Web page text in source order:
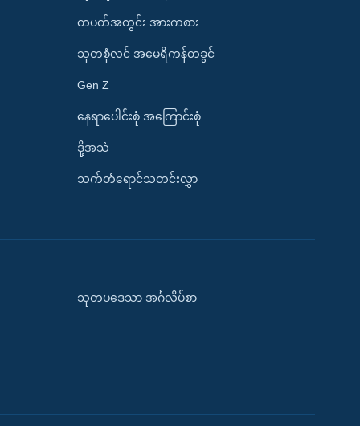
တပတ်အတွင်း အားကစား
သုတစုံလင် အမေရိကန်တခွင်
Gen Z
နေရာပေါင်းစုံ အကြောင်းစုံ
ဒို့အသံ
သက်တံရောင်သတင်းလွှာ
သုတပဒေသာ အင်္ဂလိပ်စာ